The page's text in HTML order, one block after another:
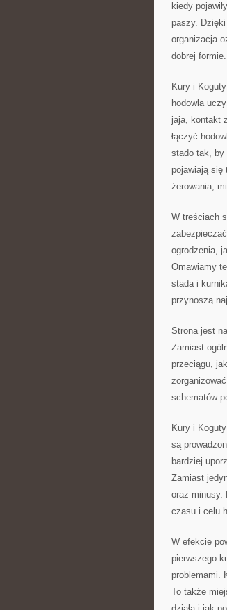
kiedy
paszy.
organizacja
dobrej formie.
Kury i
hodowla
jaja, kontakt
łączyć
stado tak, by
pojawiają się
żerowania,
W treściach
ogrodzenia,
Omawiamy
stada i
przynoszą
Strona jest
Zamiast
przeciągu,
schematów
Kury i
są
bardziej
Zamiast
oraz minusy.
czasu i celu
W efekcie
pierwszego
problemami.
To także